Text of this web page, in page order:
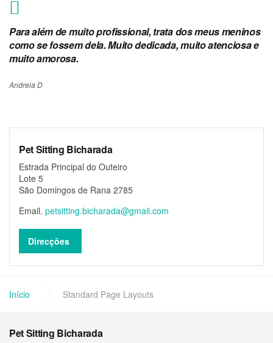
Para além de muito profissional, trata dos meus meninos
como se fossem dela. Muito dedicada, muito atenciosa e
muito amorosa.
Andreia D
Pet Sitting Bicharada
Estrada Principal do Outeiro
Lote 5
São Domingos de Rana 2785
Email. petsitting.bicharada@gmail.com
Direcções
Início Standard Page Layouts
Pet Sitting Bicharada